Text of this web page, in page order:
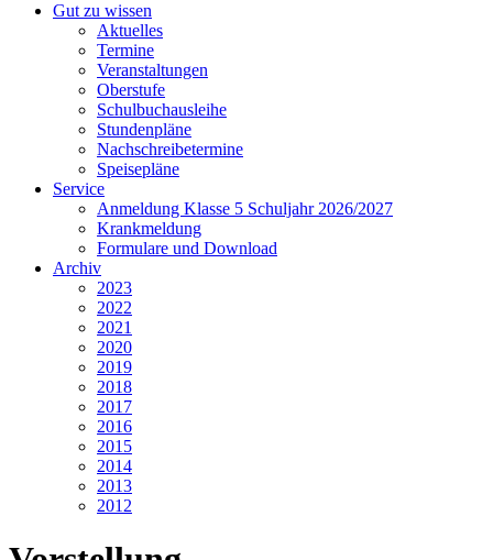
Gut zu wissen
Aktuelles
Termine
Veranstaltungen
Oberstufe
Schulbuchausleihe
Stundenpläne
Nachschreibetermine
Speisepläne
Service
Anmeldung Klasse 5 Schuljahr 2026/2027
Krankmeldung
Formulare und Download
Archiv
2023
2022
2021
2020
2019
2018
2017
2016
2015
2014
2013
2012